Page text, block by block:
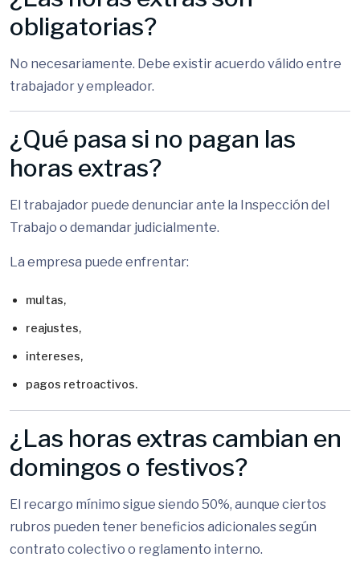
obligatorias?
No necesariamente. Debe existir acuerdo válido entre
trabajador y empleador.
¿Qué pasa si no pagan las
horas extras?
El trabajador puede denunciar ante la Inspección del
Trabajo o demandar judicialmente.
La empresa puede enfrentar:
multas,
reajustes,
intereses,
pagos retroactivos.
¿Las horas extras cambian en
domingos o festivos?
El recargo mínimo sigue siendo 50%, aunque ciertos
rubros pueden tener beneficios adicionales según
contrato colectivo o reglamento interno.